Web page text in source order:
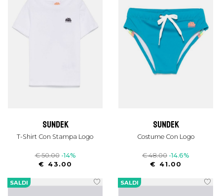
sundek
T-Shirt Con Stampa Logo
€ 50.00 -14%
€ 43.00
sundek
Costume Con Logo
€ 48.00 -14.6%
€ 41.00
SALDI SALDI